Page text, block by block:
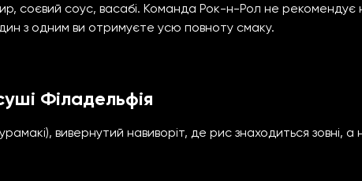
соєвий соус, васабі. Команда Рок-н-Рол не рекомендує
з одним ви отримуєте усю повноту смаку.
Філадельфія
вивернутий навиворіт, де рис знаходиться зовні, а